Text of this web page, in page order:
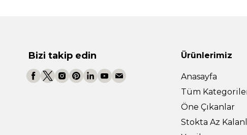
Bizi takip edin Ürünlerimiz
Anasayfa
Tüm
Öne Çıkanlar
Stokta Az